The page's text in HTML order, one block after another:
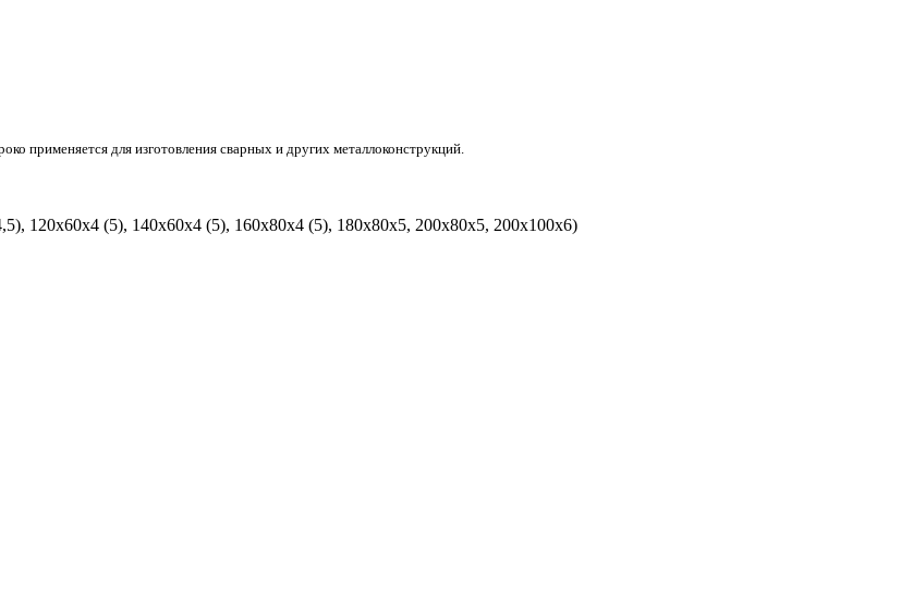
применяется для изготовления сварных и других металлоконструкций.
120х60х4 (5), 140х60х4 (5), 160х80х4 (5), 180х80х5, 200х80х5, 200х100х6)